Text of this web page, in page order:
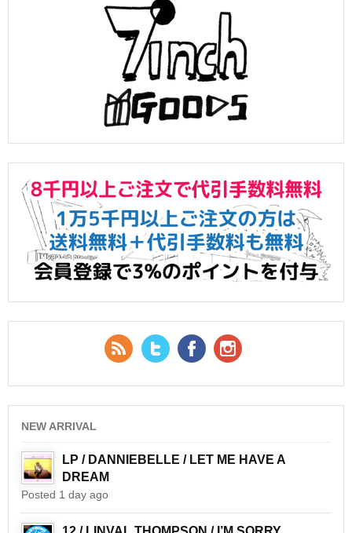
RSS Feed
Twitter Facebook
NEW ARRIVAL
LP / DANNIEBELLE / LET ME HAVE A
DREAM
Posted 1 day ago